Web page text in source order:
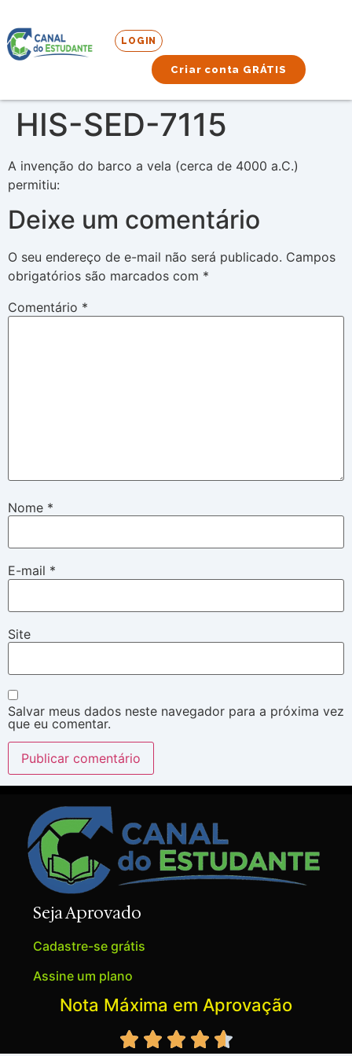
LOGIN
Criar conta GRÁTIS
HIS-SED-7115
A invenção do barco a vela (cerca de 4000 a.C.)
permitiu:
Deixe um comentário
O seu endereço de e-mail não será publicado. Campos
obrigatórios são marcados com *
Comentário *
Nome *
E-mail *
Site
Salvar meus dados neste navegador para a próxima vez
que eu comentar.
Seja Aprovado
Cadastre-se grátis
Assine um plano
Nota Máxima em Aprovação